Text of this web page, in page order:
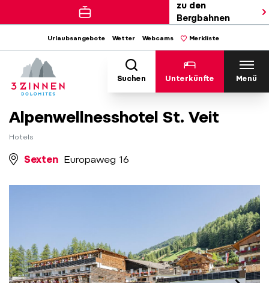
zu den
Bergbahnen
Urlaubsangebote Wetter Webcams Merkliste
Suchen Unterkünfte Menü
Alpenwellnesshotel St. Veit
Hotels
Sexten Europaweg 16